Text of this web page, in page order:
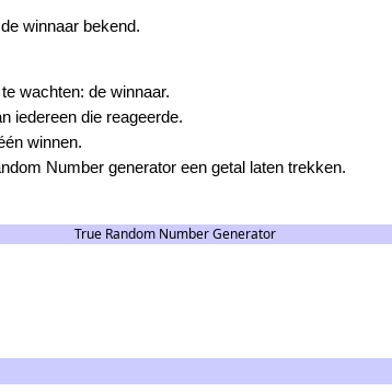
winnaar bekend.
wachten: de winnaar.
iedereen die reageerde.
winnen.
Number generator een getal laten trekken.
True Random Number Generator